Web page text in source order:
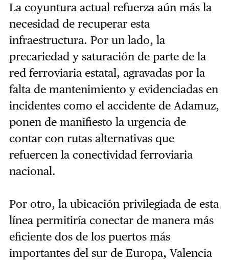
La coyuntura actual refuerza aún más la
necesidad de recuperar esta
infraestructura. Por un lado, la
precariedad y saturación de parte de la
red ferroviaria estatal, agravadas por la
falta de mantenimiento y evidenciadas en
incidentes como el accidente de Adamuz,
ponen de manifiesto la urgencia de
contar con rutas alternativas que
refuercen la conectividad ferroviaria
nacional.
Por otro, la ubicación privilegiada de esta
línea permitiría conectar de manera más
eficiente dos de los puertos más
importantes del sur de Europa, Valencia